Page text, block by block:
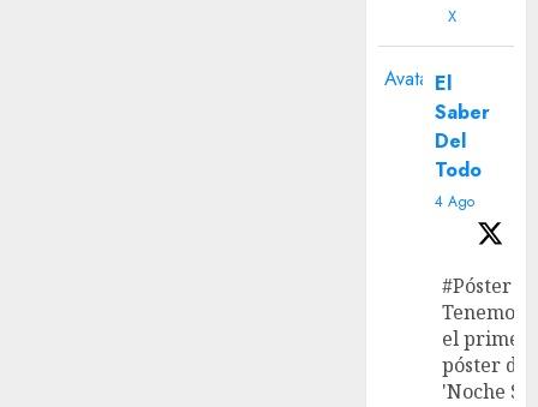
X
Avatar El
Saber
Del
Todo
4 Ago
#Póster
Tenemos
el primer
póster de
'Noche